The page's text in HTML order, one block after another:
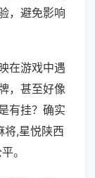
，避免影响
在游戏中遇
，甚至好像
有挂？确实
将,星悦陕西
。